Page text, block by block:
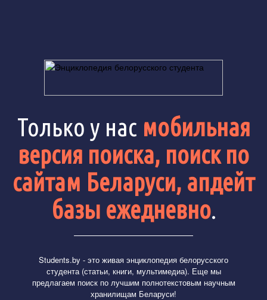
Только у нас мобильная
версия поиска, поиск по
сайтам Беларуси, апдейт
базы ежедневно.
Students.by - это живая энциклопедия белорусского
студента (статьи, книги, мультимедиа). Еще мы
предлагаем поиск по лучшим полнотекстовым научным
хранилищам Беларуси!